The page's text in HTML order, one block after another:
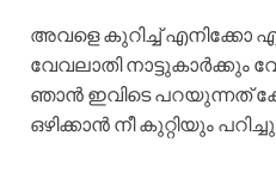
അവളെ കുറിച്ച് എനിക്കോ
വേവലാതി നാട്ടുകാർക്കും
ഞാൻ ഇവിടെ പറയുന്നത്
ഒഴിക്കാൻ നീ കുറ്റിയും